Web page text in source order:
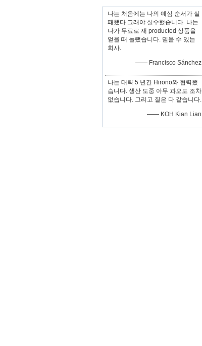
나는 처음에는 나의 예심 순서가 실
패했다 그래야 실수했습니다. 나는
나가 무료로 재 producted 상품을
얻을 때 놀랬습니다. 믿을 수 있는
회사.
—— Francisco Sánchez
나는 대략 5 년간 Hirono와 협력했
습니다. 생산 도중 아무 과오도 조차
없습니다. 그리고 질은 다 같습니다.
—— KOH Kian Lian